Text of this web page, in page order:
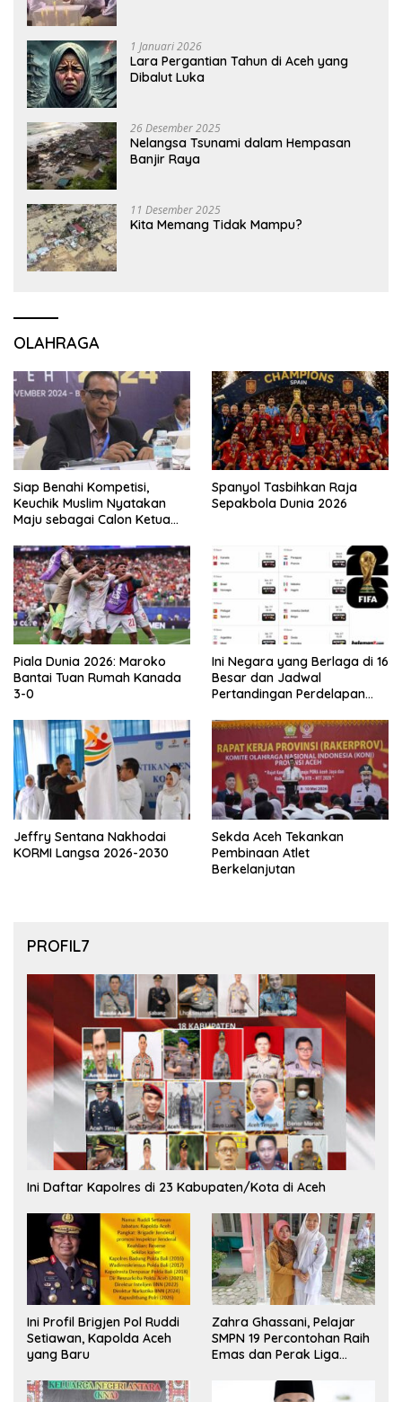
1 Januari 2026
Lara Pergantian Tahun di Aceh yang
Dibalut Luka
26 Desember 2025
Nelangsa Tsunami dalam Hempasan
Banjir Raya
11 Desember 2025
Kita Memang Tidak Mampu?
OLAHRAGA
Siap Benahi Kompetisi,
Keuchik Muslim Nyatakan
Maju sebagai Calon Ketua
Spanyol Tasbihkan Raja
Sepakbola Dunia 2026
Piala Dunia 2026: Maroko
Bantai Tuan Rumah Kanada
3-0
Ini Negara yang Berlaga di 16
Besar dan Jadwal
Pertandingan Perdelapan
Jeffry Sentana Nakhodai
KORMI Langsa 2026-2030
Sekda Aceh Tekankan
Pembinaan Atlet
Berkelanjutan
PROFIL7
Ini Daftar Kapolres di 23 Kabupaten/Kota di Aceh
Ini Profil Brigjen Pol Ruddi
Setiawan, Kapolda Aceh
yang Baru
Zahra Ghassani, Pelajar
SMPN 19 Percontohan Raih
Emas dan Perak Liga